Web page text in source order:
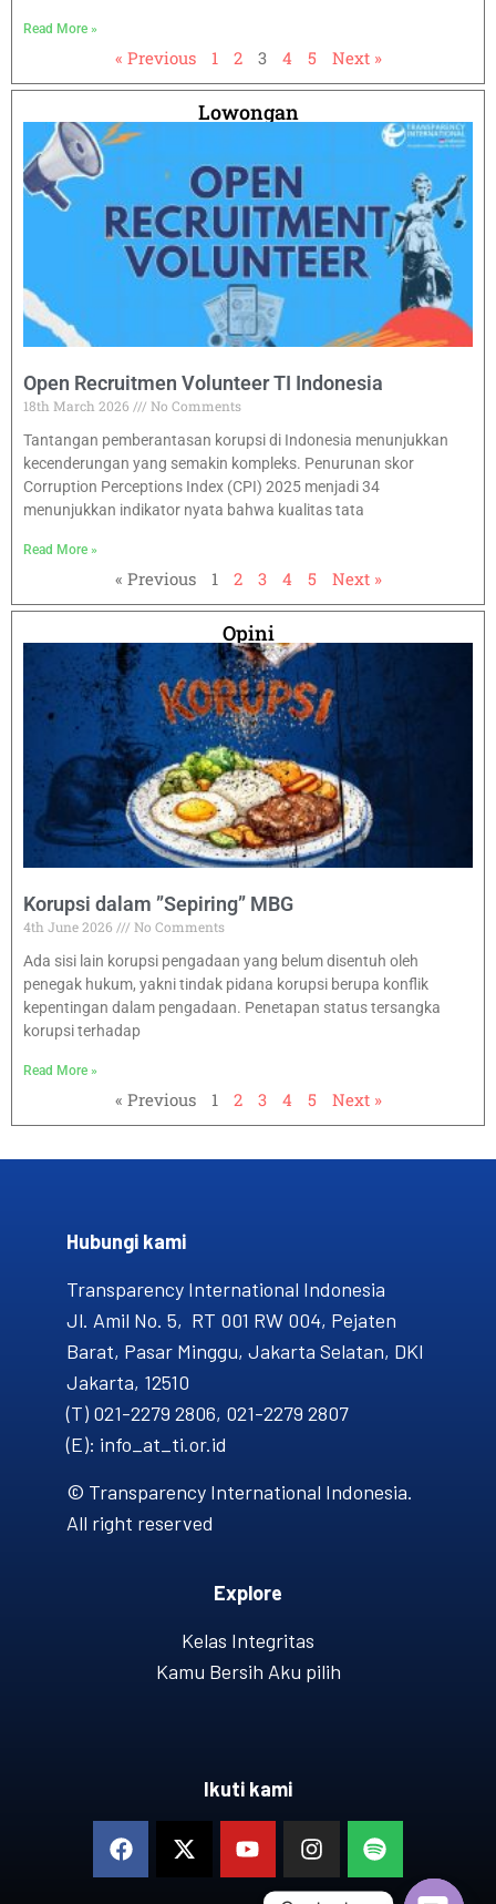
Read More »
« Previous 1 2 3 4 5 Next »
Lowongan
Open Recruitmen Volunteer TI Indonesia
18th March 2026
No Comments
Tantangan pemberantasan korupsi di Indonesia menunjukkan
kecenderungan yang semakin kompleks. Penurunan skor
Corruption Perceptions Index (CPI) 2025 menjadi 34
menunjukkan indikator nyata bahwa kualitas tata
Read More »
« Previous 1 2 3 4 5 Next »
Opini
Korupsi dalam ”Sepiring” MBG
4th June 2026
No Comments
Ada sisi lain korupsi pengadaan yang belum disentuh oleh
penegak hukum, yakni tindak pidana korupsi berupa konflik
kepentingan dalam pengadaan. Penetapan status tersangka
korupsi terhadap
Read More »
« Previous 1 2 3 4 5 Next »
Hubungi kami​
Transparency International Indonesia
Jl. Amil No. 5, RT 001 RW 004, Pejaten
Barat, Pasar Minggu, Jakarta Selatan, DKI
Jakarta, 12510
(T) 021-2279 2806, 021-2279 2807
(E): info_at_ti.or.id
© Transparency International Indonesia.
All right reserved
Explore
Kelas Integritas
Kamu Bersih Aku pilih
Ikuti kami